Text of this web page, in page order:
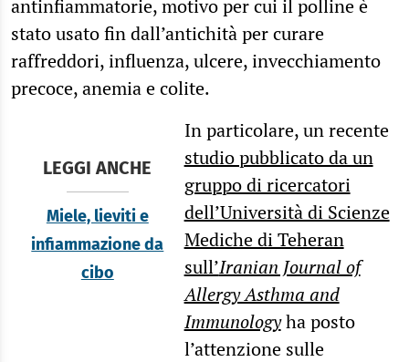
antinfiammatorie, motivo per cui il polline è
stato usato fin dall’antichità per curare
raffreddori, influenza, ulcere, invecchiamento
precoce, anemia e colite.
LEGGI ANCHE
Miele, lieviti e
infiammazione da
cibo
In particolare, un recente
studio pubblicato da un
gruppo di ricercatori
dell’Università di Scienze
Mediche di Teheran
sull’Iranian Journal of
Allergy Asthma and
Immunologyha posto
l’attenzione sulle